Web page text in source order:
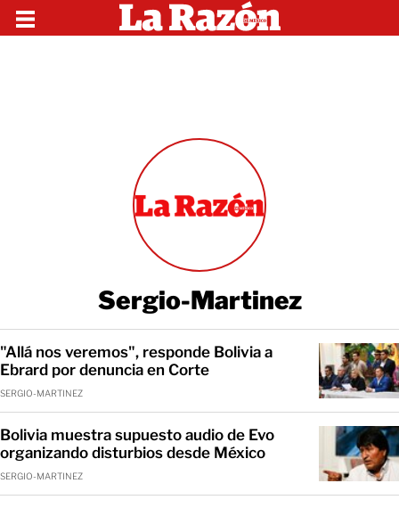
Sergio-Martinez
"Allá nos veremos", responde Bolivia a
Ebrard por denuncia en Corte
SERGIO-MARTINEZ
Bolivia muestra supuesto audio de Evo
organizando disturbios desde México
SERGIO-MARTINEZ